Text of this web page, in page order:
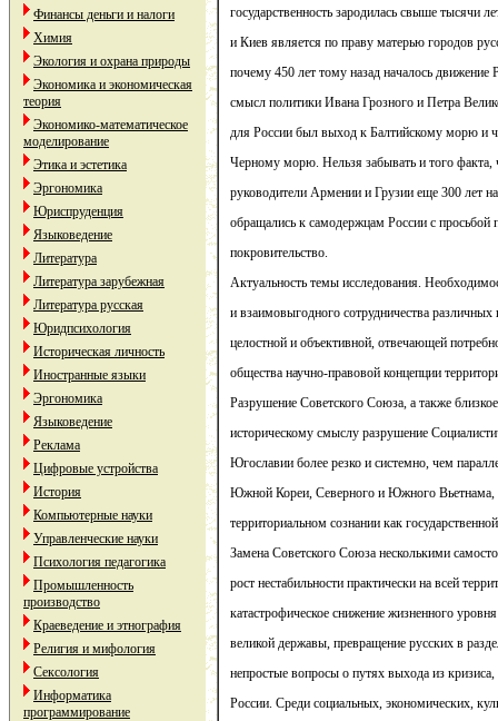
Финансы деньги и налоги
Химия
Экология и охрана природы
Экономика и экономическая
теория
Экономико-математическое
моделирование
Этика и эстетика
Эргономика
Юриспруденция
Языковедение
Литература
Литература зарубежная
Литература русская
Юридпсихология
Историческая личность
Иностранные языки
Эргономика
Языковедение
Реклама
Цифровые устройства
История
Компьютерные науки
Управленческие науки
Психология педагогика
Промышленность
производство
Краеведение и этнография
Религия и мифология
Сексология
Информатика
программирование
государственность зародилась свыше тысячи
и Киев является по праву матерью городов
почему 450 лет тому назад началось движение
смысл политики Ивана Грозного и Петра
для России был выход к Балтийскому морю и
Черному морю. Нельзя забывать и того факта,
руководители Армении и Грузии еще 300 лет
обращались к самодержцам России с просьбой
покровительство.
Актуальность темы исследования.
и взаимовыгодного сотрудничества различных
целостной и объективной, отвечающей
общества научно-правовой концепции
Разрушение Советского Союза, а также
историческому смыслу разрушение
Югославии более резко и системно, чем
Южной Кореи, Северного и Южного Вьетнама,
территориальном сознании как
Замена Советского Союза несколькими
рост нестабильности практически на всей
катастрофическое снижение жизненного
великой державы, превращение русских в
непростые вопросы о путях выхода из
России. Среди социальных, экономических,